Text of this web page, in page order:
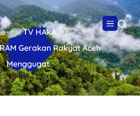
TV HAkA
Gerakan Rakyat Aceh
Menggugat